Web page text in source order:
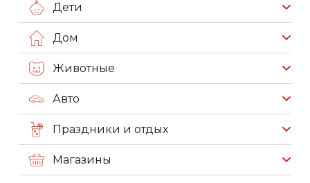
Дети
Дом
Животные
Авто
Праздники и отдых
Магазины